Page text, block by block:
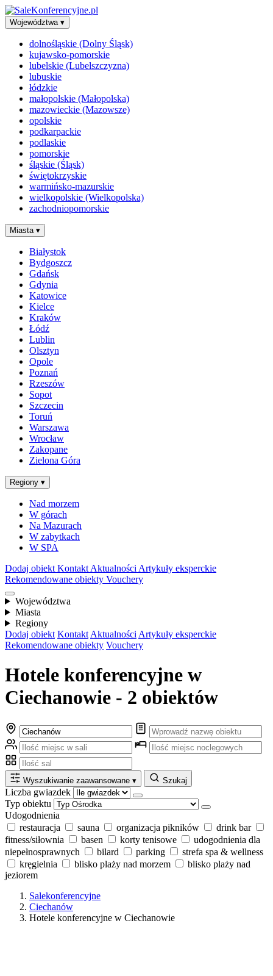
Województwa ▾
dolnośląskie (Dolny Śląsk)
kujawsko-pomorskie
lubelskie (Lubelszczyzna)
lubuskie
łódzkie
małopolskie (Małopolska)
mazowieckie (Mazowsze)
opolskie
podkarpackie
podlaskie
pomorskie
śląskie (Śląsk)
świętokrzyskie
warmińsko-mazurskie
wielkopolskie (Wielkopolska)
zachodniopomorskie
Miasta ▾
Białystok
Bydgoszcz
Gdańsk
Gdynia
Katowice
Kielce
Kraków
Łódź
Lublin
Olsztyn
Opole
Poznań
Rzeszów
Sopot
Szczecin
Toruń
Warszawa
Wrocław
Zakopane
Zielona Góra
Regiony ▾
Nad morzem
W górach
Na Mazurach
W zabytkach
W SPA
Dodaj obiekt Kontakt Aktualności Artykuły eksperckie
Rekomendowane obiekty Vouchery
Województwa
Miasta
Regiony
Dodaj obiekt Kontakt Aktualności Artykuły eksperckie
Rekomendowane obiekty Vouchery
Hotele konferencyjne w
Ciechanowie - 2 obiektów
Wyszukiwanie zaawansowane ▾ Szukaj
Liczba gwiazdek
Typ obiektu
Udogodnienia
restauracja
sauna organizacja pikników
drink bar
fitness/siłownia
basen korty tenisowe
udogodnienia dla
niepełnosprawnych
bilard parking
strefa spa & wellness
kręgielnia
blisko plaży nad morzem
blisko plaży nad
jeziorem
Salekonferencyjne
Ciechanów
Hotele konferencyjne w Ciechanowie